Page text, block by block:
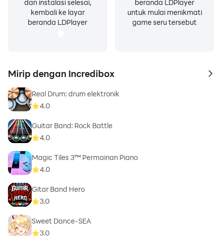
dan instalasi selesai,
kembali ke layar
beranda LDPlayer
beranda LDPlayer
untuk mulai menikmati
game seru tersebut
Mirip dengan Incredibox to
Real Drum: drum elektronik
4.0
Guitar Band: Rock Battle
4.0
Magic Tiles 3™ Permainan Piano
4.0
Gitar Band Hero
3.0
Sweet Dance-SEA
3.0